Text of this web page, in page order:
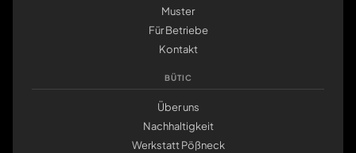
Muster
Für Betriebe
Kontakt
BÜTIC
Über uns
Nachhaltigkeit
Werkstatt Pößneck